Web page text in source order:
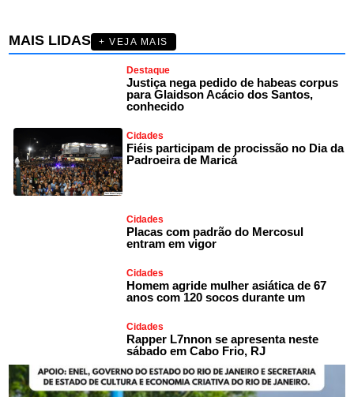
MAIS LIDAS + VEJA MAIS
Destaque
Justiça nega pedido de habeas corpus
para Glaidson Acácio dos Santos,
conhecido
Cidades
Fiéis participam de procissão no Dia da
Padroeira de Maricá
Cidades
Placas com padrão do Mercosul
entram em vigor
Cidades
Homem agride mulher asiática de 67
anos com 120 socos durante um
Cidades
Rapper L7nnon se apresenta neste
sábado em Cabo Frio, RJ